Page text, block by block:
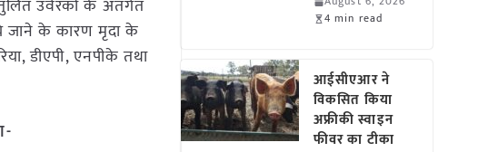
उर्वरकों के अंतर्गत
जाने के कारण मृदा के
डीएपी, एनपीके तथा
4 min read
आईसीएआर ने
विकसित किया
अफ्रीकी स्वाइन
फीवर का टीका